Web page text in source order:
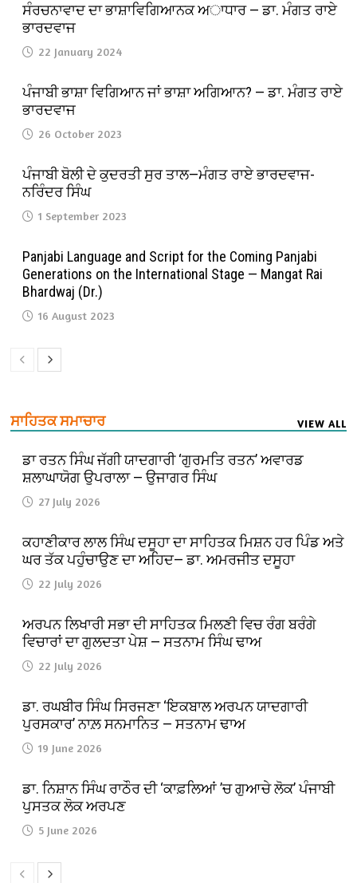
ਸੰਰਚਨਾਵਾਦ ਦਾ ਭਾਸ਼ਾਵਿਗਿਆਨਕ ਅਾਧਾਰ — ਡਾ. ਮੰਗਤ ਰਾਏ
ਭਾਰਦਵਾਜ
22 January 2024
ਪੰਜਾਬੀ ਭਾਸ਼ਾ ਵਿਗਿਆਨ ਜਾਂ ਭਾਸ਼ਾ ਅਗਿਆਨ? — ਡਾ. ਮੰਗਤ ਰਾਏ
ਭਾਰਦਵਾਜ
26 October 2023
ਪੰਜਾਬੀ ਬੋਲੀ ਦੇ ਕੁਦਰਤੀ ਸੁਰ ਤਾਲ—ਮੰਗਤ ਰਾਏ ਭਾਰਦਵਾਜ-
ਨਰਿੰਦਰ ਸਿੰਘ
1 September 2023
Panjabi Language and Script for the Coming Panjabi
Generations on the International Stage — Mangat Rai
Bhardwaj (Dr.)
16 August 2023
ਸਾਹਿਤਕ ਸਮਾਚਾਰ VIEW ALL
ਡਾ ਰਤਨ ਸਿੰਘ ਜੱਗੀ ਯਾਦਗਾਰੀ ‘ਗੁਰਮਤਿ ਰਤਨ’ ਅਵਾਰਡ
ਸ਼ਲਾਘਾਯੋਗ ਉਪਰਾਲਾ — ਉਜਾਗਰ ਸਿੰਘ
27 July 2026
ਕਹਾਣੀਕਾਰ ਲਾਲ ਸਿੰਘ ਦਸੂਹਾ ਦਾ ਸਾਹਿਤਕ ਮਿਸ਼ਨ ਹਰ ਪਿੰਡ ਅਤੇ
ਘਰ ਤੱਕ ਪਹੁੰਚਾਉਣ ਦਾ ਅਹਿਦ— ਡਾ. ਅਮਰਜੀਤ ਦਸੂਹਾ
22 July 2026
ਅਰਪਨ ਲਿਖਾਰੀ ਸਭਾ ਦੀ ਸਾਹਿਤਕ ਮਿਲਣੀ ਵਿਚ ਰੰਗ ਬਰੰਗੇ
ਵਿਚਾਰਾਂ ਦਾ ਗੁਲਦਤਾ ਪੇਸ਼ — ਸਤਨਾਮ ਸਿੰਘ ਢਾਅ
22 July 2026
ਡਾ. ਰਘਬੀਰ ਸਿੰਘ ਸਿਰਜਣਾ ‘ਇਕਬਾਲ ਅਰਪਨ ਯਾਦਗਾਰੀ
ਪੁਰਸਕਾਰ’ ਨਾਲ਼ ਸਨਮਾਨਿਤ — ਸਤਨਾਮ ਢਾਅ
19 June 2026
ਡਾ. ਨਿਸ਼ਾਨ ਸਿੰਘ ਰਾਠੌਰ ਦੀ ‘ਕਾਫ਼ਲਿਆਂ ’ਚ ਗੁਆਚੇ ਲੋਕ’ ਪੰਜਾਬੀ
ਪੁਸਤਕ ਲੋਕ ਅਰਪਣ
5 June 2026